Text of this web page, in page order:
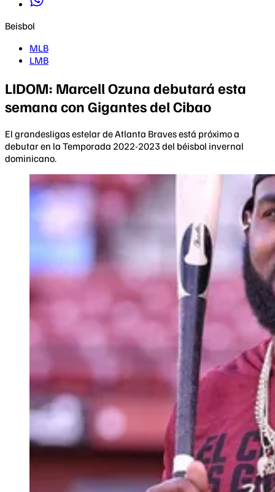
Beisbol
MLB
LMB
LIDOM: Marcell Ozuna debutará esta
semana con Gigantes del Cibao
El grandesligas estelar de Atlanta Braves está próximo a
debutar en la Temporada 2022-2023 del béisbol invernal
dominicano.